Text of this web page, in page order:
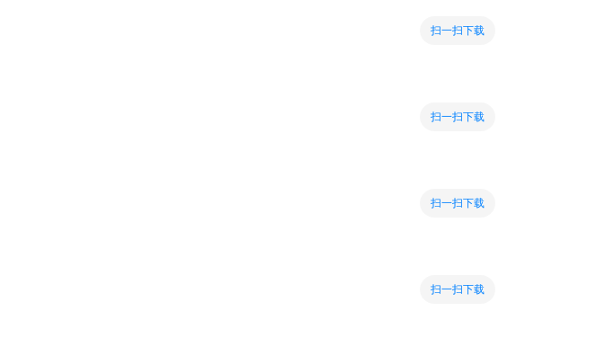
扫一扫下载
扫一扫下载
扫一扫下载
扫一扫下载